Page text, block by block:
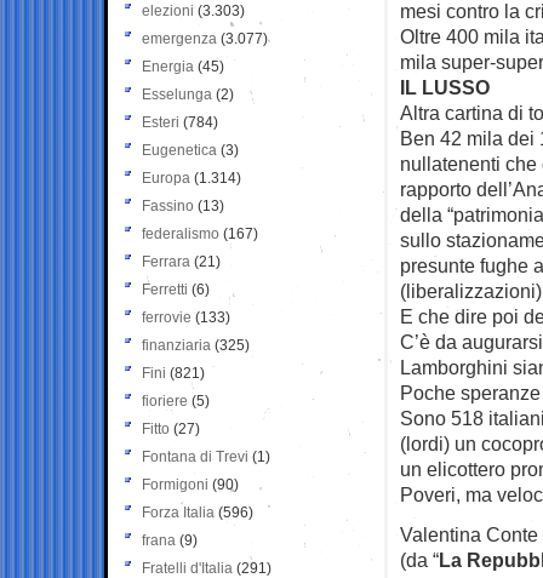
mesi contro la
Oltre 400 mila
mila super-
IL LUSSO
Altra cartina di
Ben 42 mila dei
nullatenenti
rapporto
della
sullo
presunte fughe
E che dire poi
C’è da
Lamborghini
Poche
Sono 518
(lordi) un
un elicottero
Poveri, ma
Valentina Conte
(da “La
elezioni (3.303)
emergenza (3.077)
Energia (45)
Esselunga (2)
Esteri (784)
Eugenetica (3)
Europa (1.314)
Fassino (13)
federalismo (167)
Ferrara (21)
Ferretti (6)
ferrovie (133)
finanziaria (325)
Fini (821)
fioriere (5)
Fitto (27)
Fontana di Trevi (1)
Formigoni (90)
Forza Italia (596)
frana (9)
Fratelli d'Italia (291)